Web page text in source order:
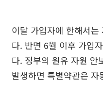
이달 가입자에 한해서
다. 반면 6월 이후 가입
다. 정부의 원유 자원 안
발생하면 특별약관은 자